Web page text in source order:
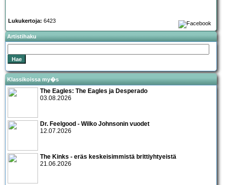
Lukukertoja: 6423
Artistihaku
Klassikoissa my�s
The Eagles: The Eagles ja Desperado
03.08.2026
Dr. Feelgood - Wilko Johnsonin vuodet
12.07.2026
The Kinks - eräs keskeisimmistä brittiyhtyeistä
21.06.2026